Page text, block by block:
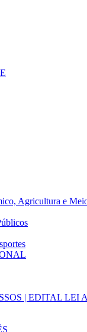
Agricultura e
| EDITAL LEI